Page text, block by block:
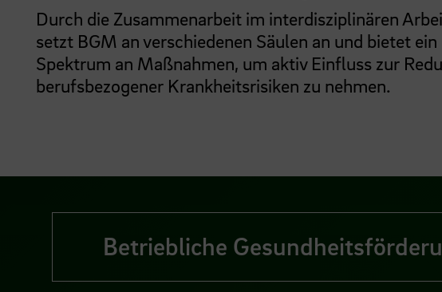
Durch die Zusammenarbeit im interdisziplinären
setzt BGM an verschiedenen Säulen an und bietet
Spektrum an Maßnahmen, um aktiv Einfluss zur
berufsbezogener Krankheitsrisiken zu nehmen.
Betriebliche